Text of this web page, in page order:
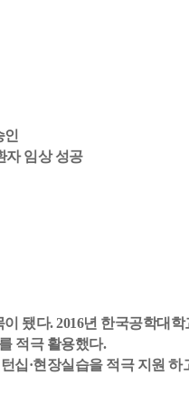
인
자 임상 성공
됐다. 2016년 한국공학대
적극 활용했다.
십·현장실습을 적극 지원